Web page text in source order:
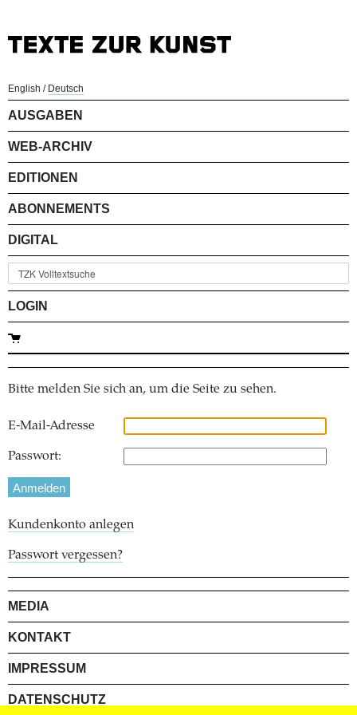
English / Deutsch
AUSGABEN
WEB-ARCHIV
EDITIONEN
ABONNEMENTS
DIGITAL
LOGIN
Bitte melden Sie sich an, um die Seite zu sehen.
E-Mail-Adresse
Passwort:
Kundenkonto anlegen
Passwort vergessen?
MEDIA
KONTAKT
IMPRESSUM
DATENSCHUTZ